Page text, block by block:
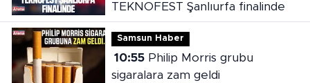
TEKNOFEST Şanlıurfa finalinde
Samsun Haber
10:55Philip Morris grubu
sigaralara zam geldi